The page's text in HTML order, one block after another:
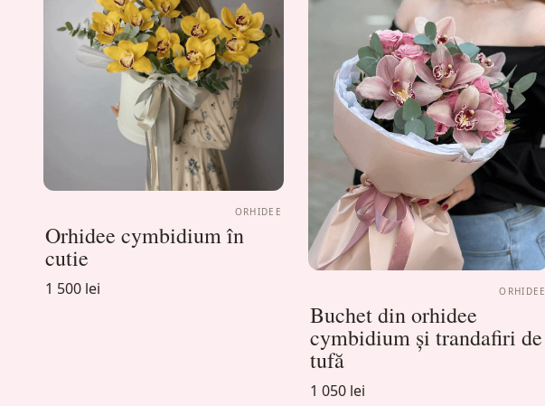
ORHIDEE
Orhidee cymbidium în
cutie
1 500 lei ORHIDEE
Buchet din orhidee
cymbidium și trandafiri de
tufă
1 050 lei